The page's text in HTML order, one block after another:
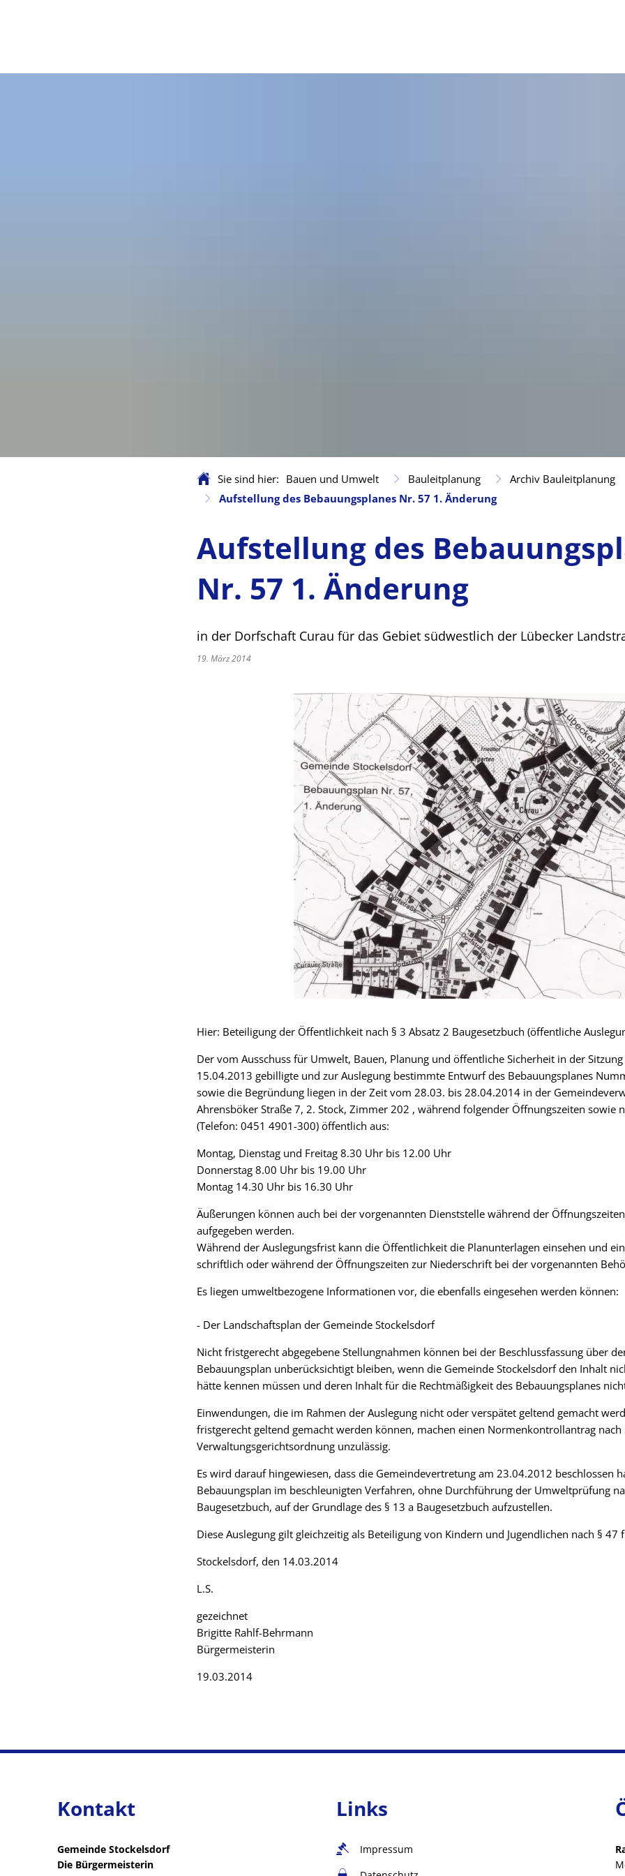
Sie sind hier: Bauen und Umwelt Bauleitplanung
Archiv Bauleitplanung
Aufstellung des Bebauungsplanes Nr. 57 1. Änderung
Aufstellung des
Nr. 57 1. Änderung
in der Dorfschaft Curau für das Gebiet südwestlich der Lübecker
19. März 2014
Hier: Beteiligung der Öffentlichkeit nach § 3 Absatz 2 Baugesetzbuch (öffentliche
Der vom Ausschuss für Umwelt, Bauen, Planung und öffentliche Sicherheit in der
15.04.2013 gebilligte und zur Auslegung bestimmte Entwurf des Bebauungsplanes
sowie die Begründung liegen in der Zeit vom 28.03. bis 28.04.2014 in der
Ahrensböker Straße 7, 2. Stock, Zimmer 202 , während folgender Öffnungszeiten sowie
(Telefon: 0451 4901-300) öffentlich aus:
Montag, Dienstag und Freitag 8.30 Uhr bis 12.00 Uhr
Donnerstag 8.00 Uhr bis 19.00 Uhr
Montag 14.30 Uhr bis 16.30 Uhr
Äußerungen können auch bei der vorgenannten Dienststelle während der
aufgegeben werden.
Während der Auslegungsfrist kann die Öffentlichkeit die Planunterlagen einsehen und
schriftlich oder während der Öffnungszeiten zur Niederschrift bei der vorgenannten
Es liegen umweltbezogene Informationen vor, die ebenfalls eingesehen werden können:
- Der Landschaftsplan der Gemeinde Stockelsdorf
Nicht fristgerecht abgegebene Stellungnahmen können bei der Beschlussfassung über
Bebauungsplan unberücksichtigt bleiben, wenn die Gemeinde Stockelsdorf den Inhalt
hätte kennen müssen und deren Inhalt für die Rechtmäßigkeit des Bebauungsplanes
Einwendungen, die im Rahmen der Auslegung nicht oder verspätet geltend gemacht
fristgerecht geltend gemacht werden können, machen einen Normenkontrollantrag nach
Verwaltungsgerichtsordnung unzulässig.
Es wird darauf hingewiesen, dass die Gemeindevertretung am 23.04.2012 beschlossen
Bebauungsplan im beschleunigten Verfahren, ohne Durchführung der Umweltprüfung
Baugesetzbuch, auf der Grundlage des § 13 a Baugesetzbuch aufzustellen.
Diese Auslegung gilt gleichzeitig als Beteiligung von Kindern und Jugendlichen nach §
Stockelsdorf, den 14.03.2014
L.S.
gezeichnet
Brigitte Rahlf-Behrmann
Bürgermeisterin
19.03.2014
Kontakt
Gemeinde Stockelsdorf
Die Bürgermeisterin
Links
Impressum